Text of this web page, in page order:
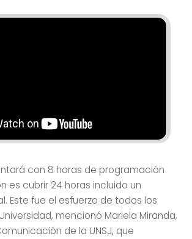
con 8 horas de programación
es cubrir 24 horas incluido un
Este fue el esfuerzo de todos los
mencionó Mariela Miranda,
de la UNSJ, que